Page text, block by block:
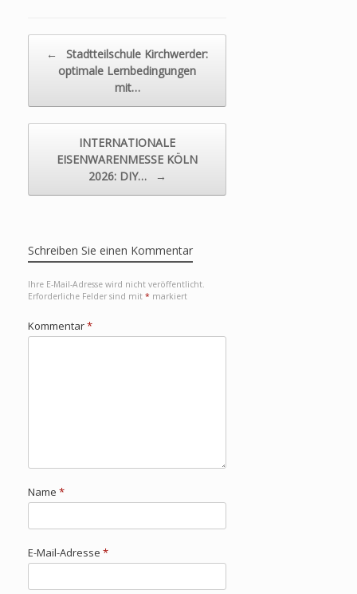
←
Stadtteilschule Kirchwerder:
optimale Lernbedingungen
mit…
INTERNATIONALE
EISENWARENMESSE KÖLN
2026: DIY…
→
Schreiben Sie einen Kommentar
Ihre E-Mail-Adresse wird nicht veröffentlicht.
Erforderliche Felder sind mit * markiert
Kommentar*
Name *
E-Mail-Adresse *